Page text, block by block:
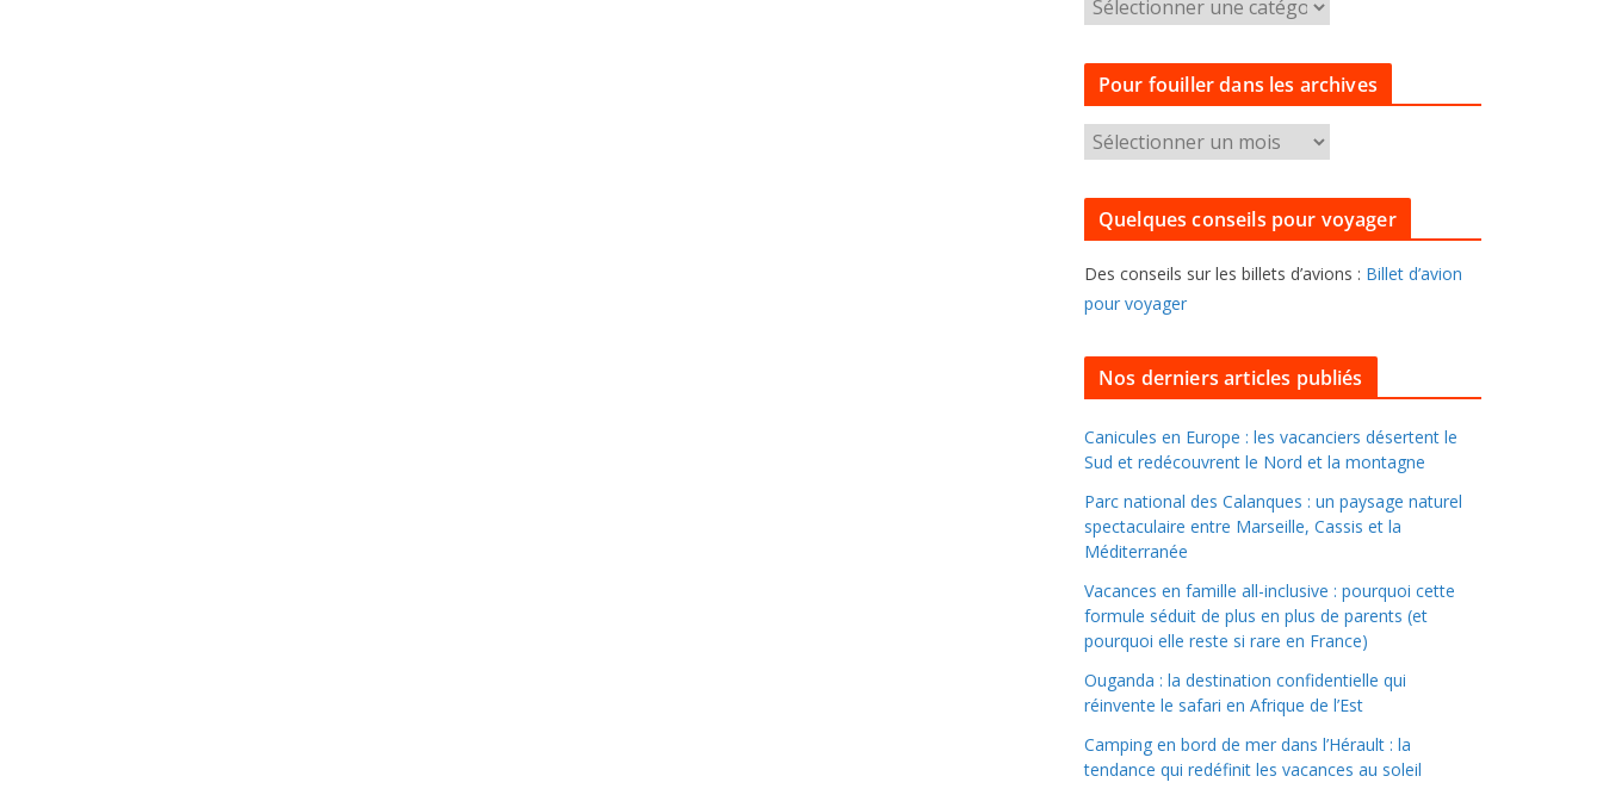
a
t
g
e
s
Pour fouiller dans les archives
o
u
o
u
l
e
r
d
a
n
s
l
e
s
a
r
c
Quelques conseils pour voyager
Des conseils sur les billets d’avions : Billet d’avion
pour voyager
Nos derniers articles publiés
Canicules en Europe : les vacanciers désertent le
Sud et redécouvrent le Nord et la montagne
Parc national des Calanques : un paysage naturel
spectaculaire entre Marseille, Cassis et la
Méditerranée
Vacances en famille all-inclusive : pourquoi cette
formule séduit de plus en plus de parents (et
pourquoi elle reste si rare en France)
Ouganda : la destination confidentielle qui
réinvente le safari en Afrique de l’Est
Camping en bord de mer dans l’Hérault : la
tendance qui redéfinit les vacances au soleil